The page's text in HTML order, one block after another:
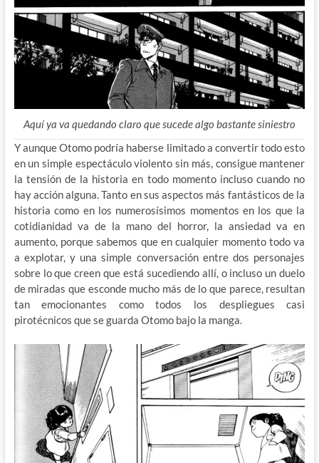
Aquí ya va quedando claro que sucede algo bastante siniestro
Y aunque Otomo podría haberse limitado a convertir todo esto
en un simple espectáculo violento sin más, consigue mantener
la tensión de la historia en todo momento incluso cuando no
hay acción alguna. Tanto en sus aspectos más fantásticos de la
historia como en los numerosísimos momentos en los que la
cotidianidad va de la mano del horror, la ansiedad va en
aumento, porque sabemos que en cualquier momento todo va
a explotar, y una simple conversación entre dos personajes
sobre lo que creen que está sucediendo allí, o incluso un duelo
de miradas que esconde mucho más de lo que parece, resultan
tan emocionantes como todos los despliegues casi
pirotécnicos que se guarda Otomo bajo la manga.